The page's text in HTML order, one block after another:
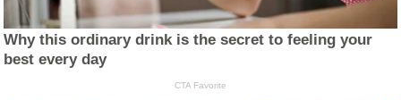
Why this ordinary drink is the secret to feeling your
best every day
CTA Favorite